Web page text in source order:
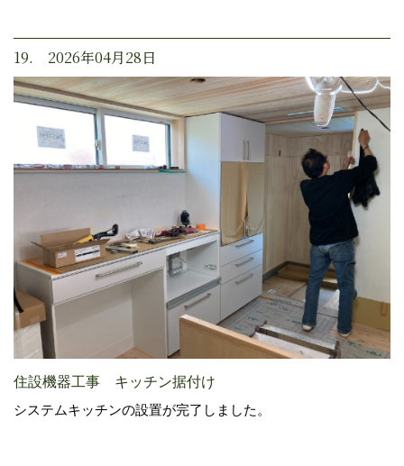
19. 2026年04月28日
住設機器工事 キッチン据付け
システムキッチンの設置が完了しました。